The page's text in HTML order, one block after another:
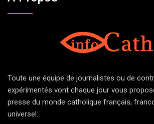
Toute une équipe de journalistes ou de
expérimentés vont chaque jour vous
presse du monde catholique français,
universel.